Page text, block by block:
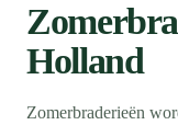
Holland
Zomerbraderieën